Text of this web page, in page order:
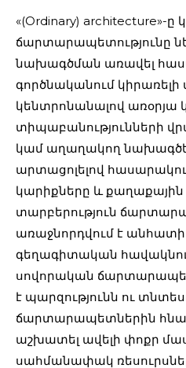
«(Ordinary) architecture»-
ճարտարապետությունը
նախագծման առավել
գործնականում կիրառելի
կենտրոնանալով առօրյա
տիպաբանությունների
կամ աղաղակող
արտացոլելով
կարիքները և
տարբերություն
առաջնորդվում է անհատի
գեղագիտական
սովորական
է պարզությունն ու
ճարտարապետներին
աշխատել ավելի փոքր
սահմանափակ